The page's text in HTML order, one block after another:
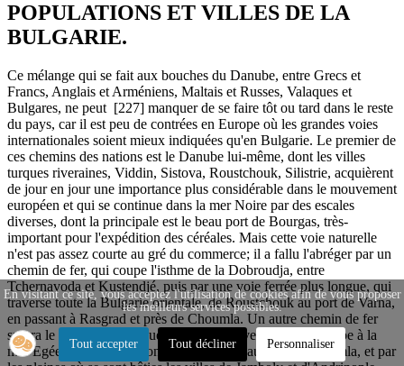
POPULATIONS ET VILLES DE LA
BULGARIE.
Ce mélange qui se fait aux bouches du Danube, entre Grecs et
Francs, Anglais et Arméniens, Maltais et Russes, Valaques et
Bulgares, ne peut [227] manquer de se faire tôt ou tard dans le reste
du pays, car il est peu de contrées en Europe où les grandes voies
internationales soient mieux indiquées qu'en Bulgarie. Le premier de
ces chemins des nations est le Danube lui-même, dont les villes
turques riveraines, Viddin, Sistova, Roustchouk, Silistrie, acquièrent
de jour en jour une importance plus considérable dans le mouvement
européen et qui se continue dans la mer Noire par des escales
diverses, dont la principale est le beau port de Bourgas, très-
important pour l'expédition des céréales. Mais cette voie naturelle
n'est pas assez courte au gré du commerce; il a fallu l'abréger par un
chemin de fer, qui coupe l'isthme de la Dobroudja, entre
Tchernavoda et Kustendjé, puis par une voie ferrée plus longue, qui
traverse toute la Bulgarie orientale, de Roustchouk au port de Varna,
en passant à Rasgrad et près de Choumla. Un autre chemin de fer
suivra le passage direct que la nature a ouvert du bas Danube à la
mer Egée par la dépression des Balkhans, au sud de Choumla, et par
En visitant ce site, vous acceptez l'utilisation de cookies afin de vous proposer
les meilleurs services possibles.
Tout accepter Tout décliner Personnaliser